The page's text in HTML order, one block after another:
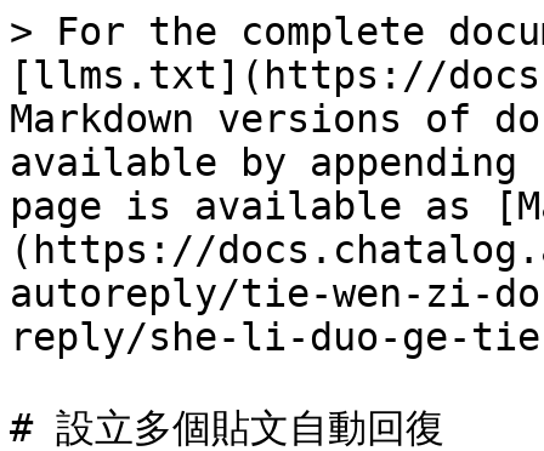
> For the complete
[llms.txt](https://
Markdown versions of
available by
page is available as
(https://
autoreply/tie-wen-zi-
reply/she-li-duo-ge-
# 設立多個貼文自動回復